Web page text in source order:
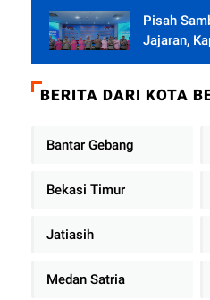
Pisah
Jajaran,
Tekankan
BERITA DARI KOTA
Bantar Gebang
Bekasi Timur
Jatiasih
Medan Satria